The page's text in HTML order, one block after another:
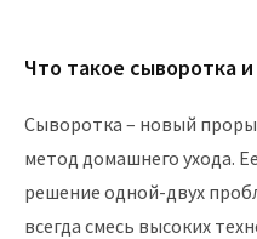
Что такое сыворотка
Сыворотка – новый
метод домашнего ухода.
решение одной-двух
всегда смесь высоких